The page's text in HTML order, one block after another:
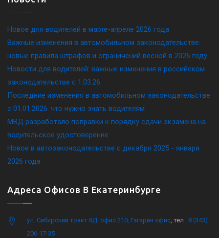
Новое для водителей в марте-апреле 2026 года
Важные изменения в автомобильном законодательстве:
новые правила штрафов и ограничений весной в 2026 году
Новости для водителей: важные изменения в российском
законодательстве c 1.03.26
Последние изменения в автомобильном законодательстве
c 01.01.2026: что нужно знать водителям
МВД разработало поправки к порядку сдачи экзамена на
водительское удостоверение
Новое в автозаконодательстве с декабря 2025 - января
2026 года
Адреса Офисов В Екатеринбурге
ул. Сибирский тракт 8Д, офис 210, Гагарин офис, тел . 8 (343)
206-17-35